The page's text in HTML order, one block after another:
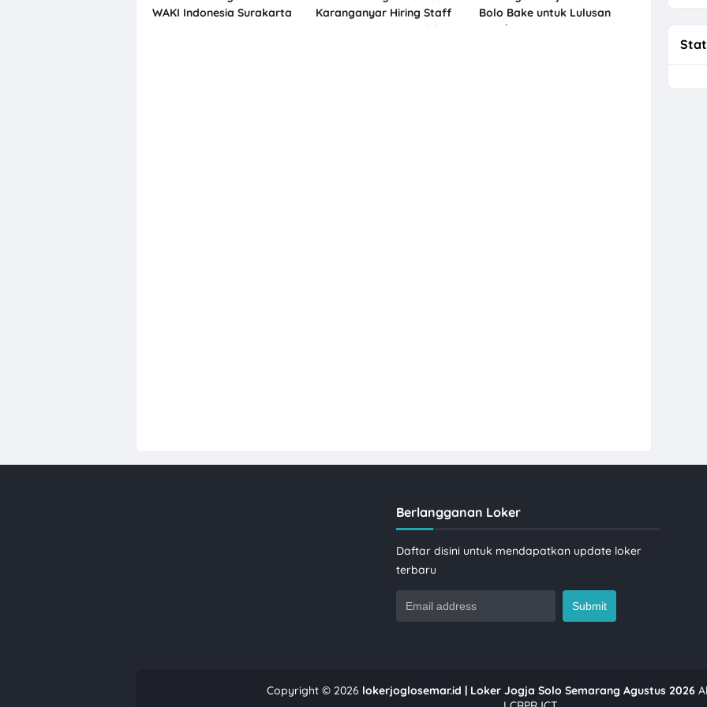
WAKI Indonesia Surakarta
Karanganyar Hiring Staff
R&D, Karyawan Produksi
Bolo Bake untuk Lulusan
SMA/SMK
Berlangganan Loker
Daftar disini untuk mendapatkan update loker
terbaru
Copyright © 2026 lokerjoglosemar.id | Loker Jogja Solo Semarang Agustus 2026